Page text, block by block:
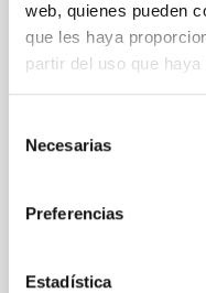
web, quienes pueden
que les haya
partir del uso que
Necesarias
Preferencias
Estadística
In a magnetically
we expect to see
instead, however,
their angular
Yin, Sean et al.